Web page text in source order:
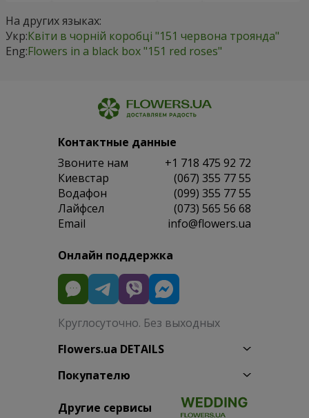
На других языках:
Укр:Квіти в чорній коробці "151 червона троянда"
Eng:Flowers in a black box "151 red roses"
Контактные данные
Звоните нам
+1 718 475 92 72
Киевстар
(067) 355 77 55
Водафон
(099) 355 77 55
Лайфсел
(073) 565 56 68
Email
info@flowers.ua
Онлайн поддержка
Круглосуточно. Без выходных
Flowers.ua DETAILS
Покупателю
Другие сервисы